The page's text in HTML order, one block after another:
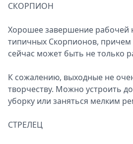
СКОРПИОН
Хорошее завершение рабочей
типичных Скорпионов,
сейчас может быть не только
К сожалению, выходные не
творчеству. Можно устроить
уборку или заняться мелким
СТРЕЛЕЦ